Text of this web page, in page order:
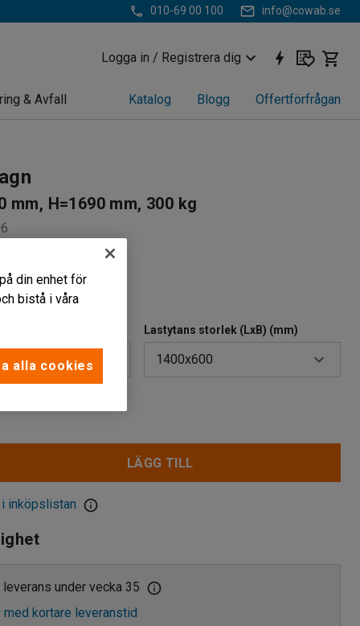
010-69 00 100 info@cowab.se
Logga in / Registrera dig
& Avfall Katalog Blogg Offertförfrågan
mm, H=1690 mm, 300 kg
sidor
handtag
Lastytans storlek (LxB) (mm)
1400x600
1400x600
LÄGG TILL
inköpslistan
leverans under vecka 35
med kortare leveranstid
din enhet för
bistå i våra
alla cookies